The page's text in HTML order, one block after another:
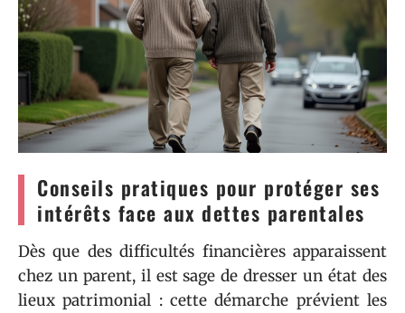
Conseils pratiques pour protéger ses
intérêts face aux dettes parentales
Dès que des difficultés financières apparaissent
chez un parent, il est sage de dresser un état des
lieux patrimonial : cette démarche prévient les